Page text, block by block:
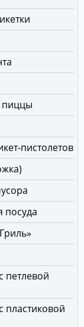
пиццы
пистолетов
посуда
петлевой
пластиковой